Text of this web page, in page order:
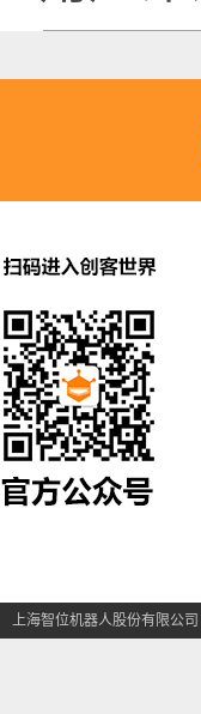
上海智位机器人股份有限公司